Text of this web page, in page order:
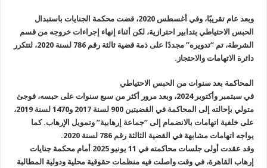
وبعد عام تقريبًا، وفي أغسطس 2020، قضت محكمة الجنايات باستبدال
الحبس الاحتياطي بتدابير احترازية، لكن أثناء إنهاء إجراءات خروجه من قسم
الشرطة، تم “تدويره” مجددًا على ذمة قضية ثالثة رقم 786 لسنة 2020، لتتكرر
دائرة الاتهامات والاحتجاز.
المحاكمة بعد سنوات من الحبس الاحتياطي
في سبتمبر وأكتوبر 2024، وبعد مرور أكثر من سبع سنوات على حبسه، فوجئ
متولي بإحالته إلى المحاكمة في القضيتين 900 لسنة 2017 و1470 لسنة 2019،
على خلفية اتهامات بالانضمام إلى “جماعة إرهابية” وتمويل الإرهاب. كما
يواجه اتهامات مشابهة في القضية الثالثة رقم 786 لسنة 2020.
وقد عقدت أولى جلسات محاكمته في 11 يونيو 2025 أمام محكمة جنايات
إرهاب القاهرة، في وقت واصلت فيه منظمات حقوقية محلية ودولية المطالبة